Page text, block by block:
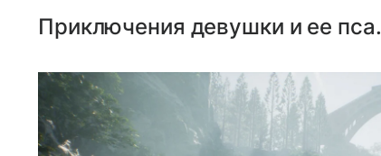
Приключения девушки и ее пса.